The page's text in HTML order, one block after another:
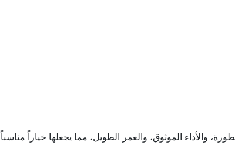
والأداء الموثوق، والعمر الطويل، مما يجعلها خياراً